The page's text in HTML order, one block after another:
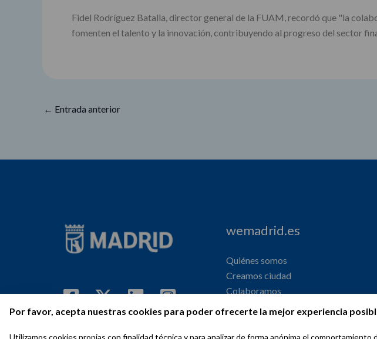
Por favor, acepta nuestras cookies para poder ofrecerte la mejor experiencia
Utilizamos cookies propias con finalidad técnica y para analizar de forma anónima el
Fidel Rodríguez Batalla, director general de la FUAM, recordó que "la
fomenten el talento y la innovación, contribuyendo al progreso del sector
← Entrada anterior
wemadrid.es
Quiénes somos
Creamos ciudad
Colaboramos
Internacional